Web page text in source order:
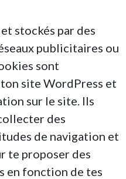
stockés par des
publicitaires ou
sont
site WordPress et
sur le site. Ils
des
de navigation et
te proposer des
en fonction de tes